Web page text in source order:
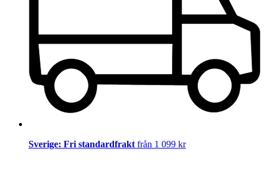
Sverige: Fri standardfrakt från 1 099 kr